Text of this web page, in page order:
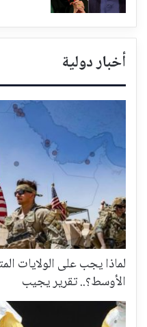
أخبار دولية
لماذا يجب على الولايات
الأوسط؟.. تقرير يجيب